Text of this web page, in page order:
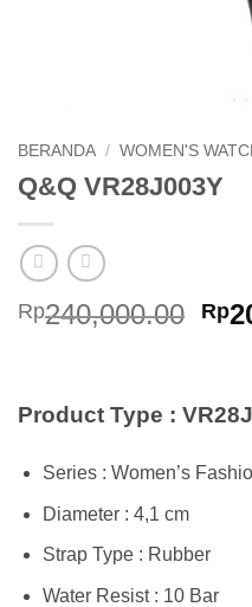
BERANDA / WOMEN'S
Q&Q VR28J003Y
Rp240,000.00 Rp
Product Type :
Series : Women’s
Diameter : 4,1 cm
Strap Type : Rubber
Water Resist : 10 Bar